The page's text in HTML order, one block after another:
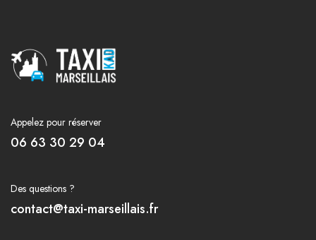
Appelez pour réserver
06 63 30 29 04
Des questions ?
contact@taxi-marseillais.fr